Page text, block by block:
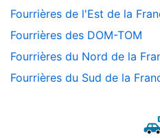
Fourrières de l'Est de la
Fourrières des DOM-TOM
Fourrières du Nord de la
Fourrières du Sud de la